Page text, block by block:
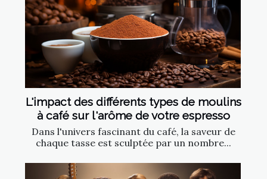
L'impact des différents types de moulins
à café sur l'arôme de votre espresso
Dans l'univers fascinant du café, la saveur de
chaque tasse est sculptée par un nombre...